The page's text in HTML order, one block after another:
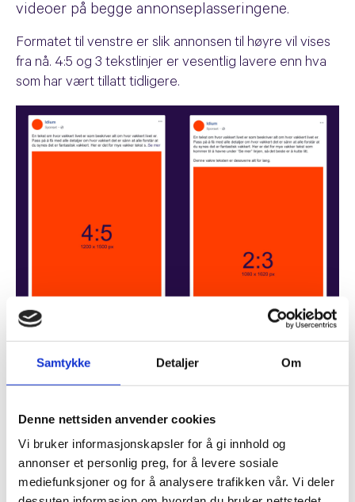
Samtykke Detaljer Om
Denne nettsiden anvender cookies
Vi bruker informasjonskapsler for å gi innhold og
annonser et personlig preg, for å levere sosiale
mediefunksjoner og for å analysere trafikken vår. Vi deler
videoer på begge annonseplasseringene.
Formatet til venstre er slik annonsen til høyre vil vises
fra nå. 4:5 og 3 tekstlinjer er vesentlig lavere enn hva
som har vært tillatt tidligere.
Så hva er forskjellen?
Den store forskjellen er at bilde- og videoannonser for
mobil får en maksimal bilde- og videostørrelse på 4:5